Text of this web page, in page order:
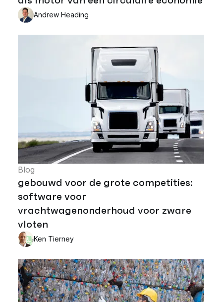
Andrew Heading
Blog
gebouwd voor de grote competities:
software voor
vrachtwagenonderhoud voor zware
vloten
Ken Tierney